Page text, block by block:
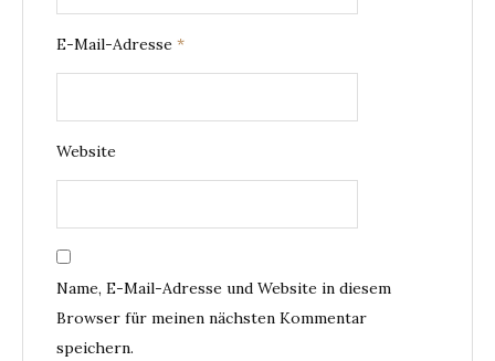
E-Mail-Adresse *
Website
Name, E-Mail-Adresse und Website in diesem
Browser für meinen nächsten Kommentar
speichern.